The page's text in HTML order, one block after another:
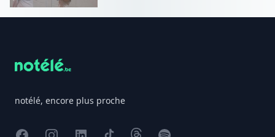
notélé, encore plus proche